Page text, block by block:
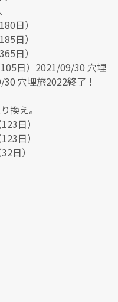
日）
日）
日）
日）2021/09/30 穴埋
穴埋旅2022終了！
換え。
日）
日）
日）